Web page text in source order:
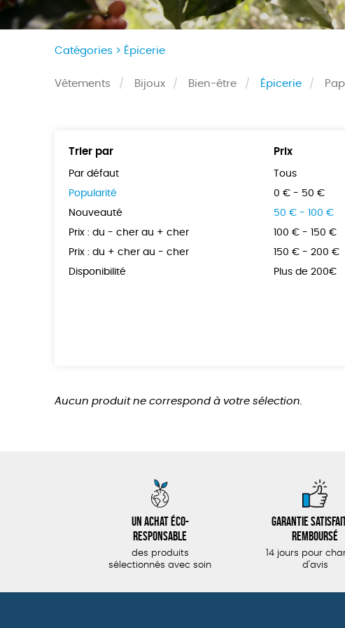
Catégories > Épicerie
Vêtements Bijoux Bien-être Épicerie
Trier par
Par défaut
Popularité
Nouveauté
Prix : du - cher au + cher
Prix : du + cher au - cher
Disponibilité
Prix
Tous
0 € - 50 €
50 € - 100 €
100 € - 150 €
150 € - 200 €
Plus de 200€
Aucun produit ne correspond à votre sélection.
Un achat éco-
responsable
des produits
sélectionnés avec soin
Garantie
remboursé
14 jours pour
d'avis